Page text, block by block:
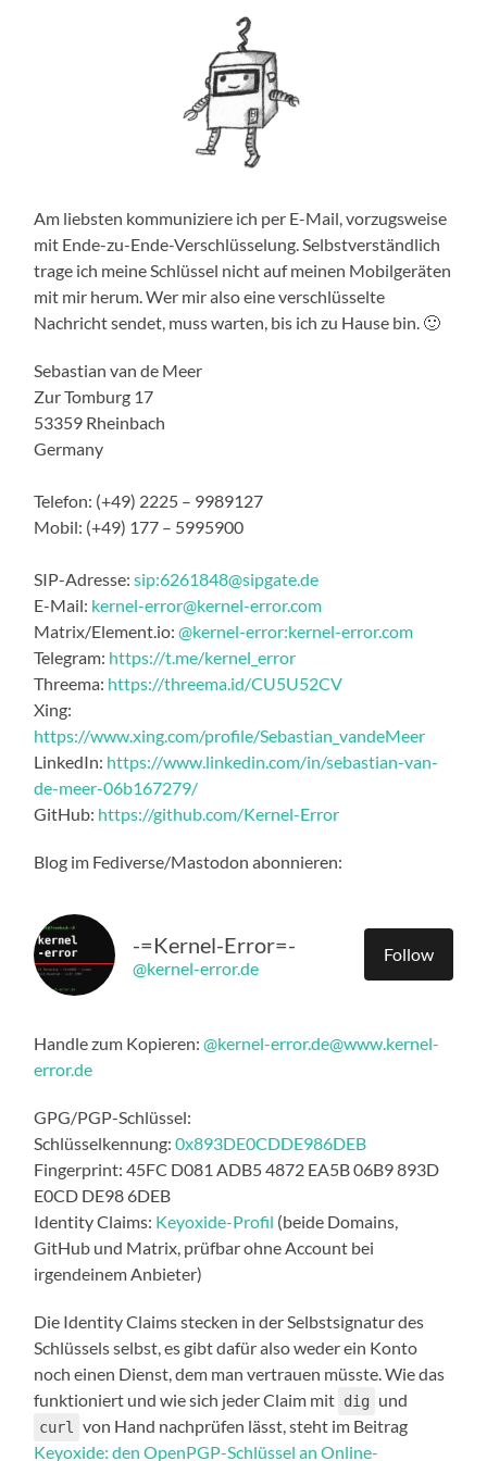
Am liebsten kommuniziere ich per E-Mail, vorzugsweise
mit Ende-zu-Ende-Verschlüsselung. Selbstverständlich
trage ich meine Schlüssel nicht auf meinen Mobilgeräten
mit mir herum. Wer mir also eine verschlüsselte
Nachricht sendet, muss warten, bis ich zu Hause bin. 🙂
Sebastian van de Meer
Zur Tomburg 17
53359 Rheinbach
Germany
Telefon: (+49) 2225 – 9989127
Mobil: (+49) 177 – 5995900
SIP-Adresse:sip:6261848@sipgate.de
E-Mail: kernel-error@kernel-error.com
Matrix/Element.io:@kernel-error:kernel-error.com
Telegram: https://t.me/kernel_error
Threema: https://threema.id/CU5U52CV
Xing:
https://www.xing.com/profile/Sebastian_vandeMeer
LinkedIn: https://www.linkedin.com/in/sebastian-van-
de-meer-06b167279/
GitHub: https://github.com/Kernel-Error
Blog im Fediverse/Mastodon abonnieren:
-=Kernel-Error=-
@kernel-error.de
Follow
Handle zum Kopieren:@kernel-error.de@www.kernel-
error.de
GPG/PGP-Schlüssel:
Schlüsselkennung:0x893DE0CDDE986DEB
Fingerprint: 45FC D081 ADB5 4872 EA5B 06B9 893D
E0CD DE98 6DEB
Identity Claims: Keyoxide-Profil (beide Domains,
GitHub und Matrix, prüfbar ohne Account bei
irgendeinem Anbieter)
Die Identity Claims stecken in der Selbstsignatur des
Schlüssels selbst, es gibt dafür also weder ein Konto
noch einen Dienst, dem man vertrauen müsste. Wie das
funktioniert und wie sich jeder Claim mit dig und
curl
von Hand nachprüfen lässt, steht im Beitrag
Keyoxide: den OpenPGP-Schlüssel an Online-